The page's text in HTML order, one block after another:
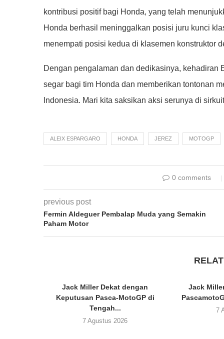
kontribusi positif bagi Honda, yang telah
Honda berhasil meninggalkan posisi juru kunci
menempati posisi kedua di klasemen konstruktor
Dengan pengalaman dan dedikasinya, kehadiran
segar bagi tim Honda dan memberikan tontonan
Indonesia. Mari kita saksikan aksi serunya di
ALEIX ESPARGARO HONDA JEREZ MOTOGP
0 comments
previous post
Fermin Aldeguer Pembalap Muda yang Semakin
Paham Motor
Jack Miller Dekat dengan
Keputusan Pasca-MotoGP di
Tengah...
7 Agustus 2026
Jack
7